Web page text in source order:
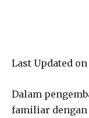
Last Updated on
Dalam
familiar dengan